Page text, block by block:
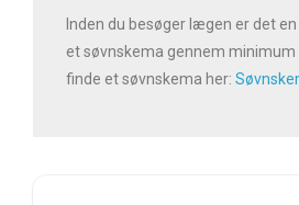
Inden du besøger lægen er det
et søvnskema gennem minimum
finde et søvnskema her: